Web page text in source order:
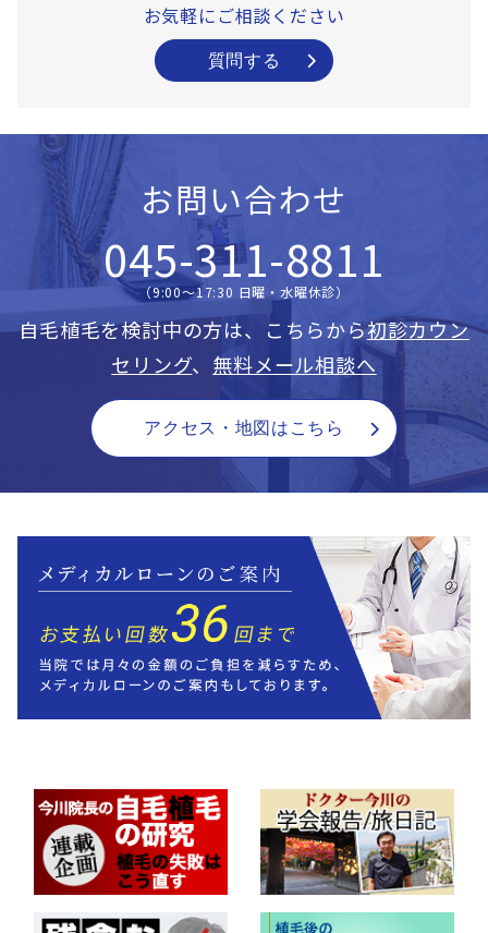
お気軽にご相談ください
質問する
お問い合わせ
045-311-8811
（9:00〜17:30 日曜・水曜休診）
自毛植毛を検討中の方は、こちらから初診カウン
セリング、 無料メール相談へ
アクセス・地図はこちら